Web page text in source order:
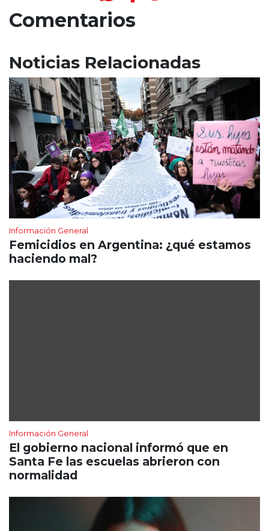
Comentarios
Noticias Relacionadas
Información General
Femicidios en Argentina: ¿qué estamos
haciendo mal?
Información General
El gobierno nacional informó que en
Santa Fe las escuelas abrieron con
normalidad